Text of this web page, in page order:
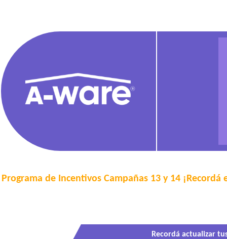
Programa de Incentivos Campañas 13 y 14
Recordá actualizar